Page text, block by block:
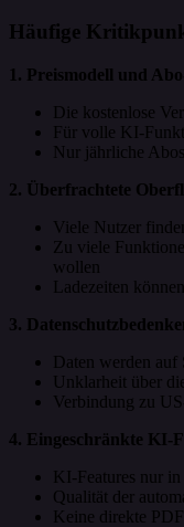
Häufige
1. Preismodell und
Die kostenlose
Für volle KI-
Nur jährliche
2. Überfrachtete
Viele Nutzer
Zu viele
wollen
Ladezeiten
3.
Daten werden auf
Unklarheit über
Verbindung zu
4. Eingeschränkte KI-
KI-Features nur
Qualität der
Keine direkte